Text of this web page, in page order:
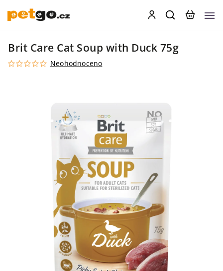
Brit Care Cat Soup with Duck 75g
Neohodnoceno